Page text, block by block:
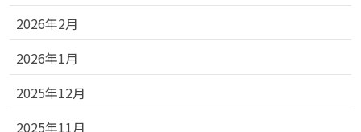
2026年2月
2026年1月
2025年12月
2025年11月